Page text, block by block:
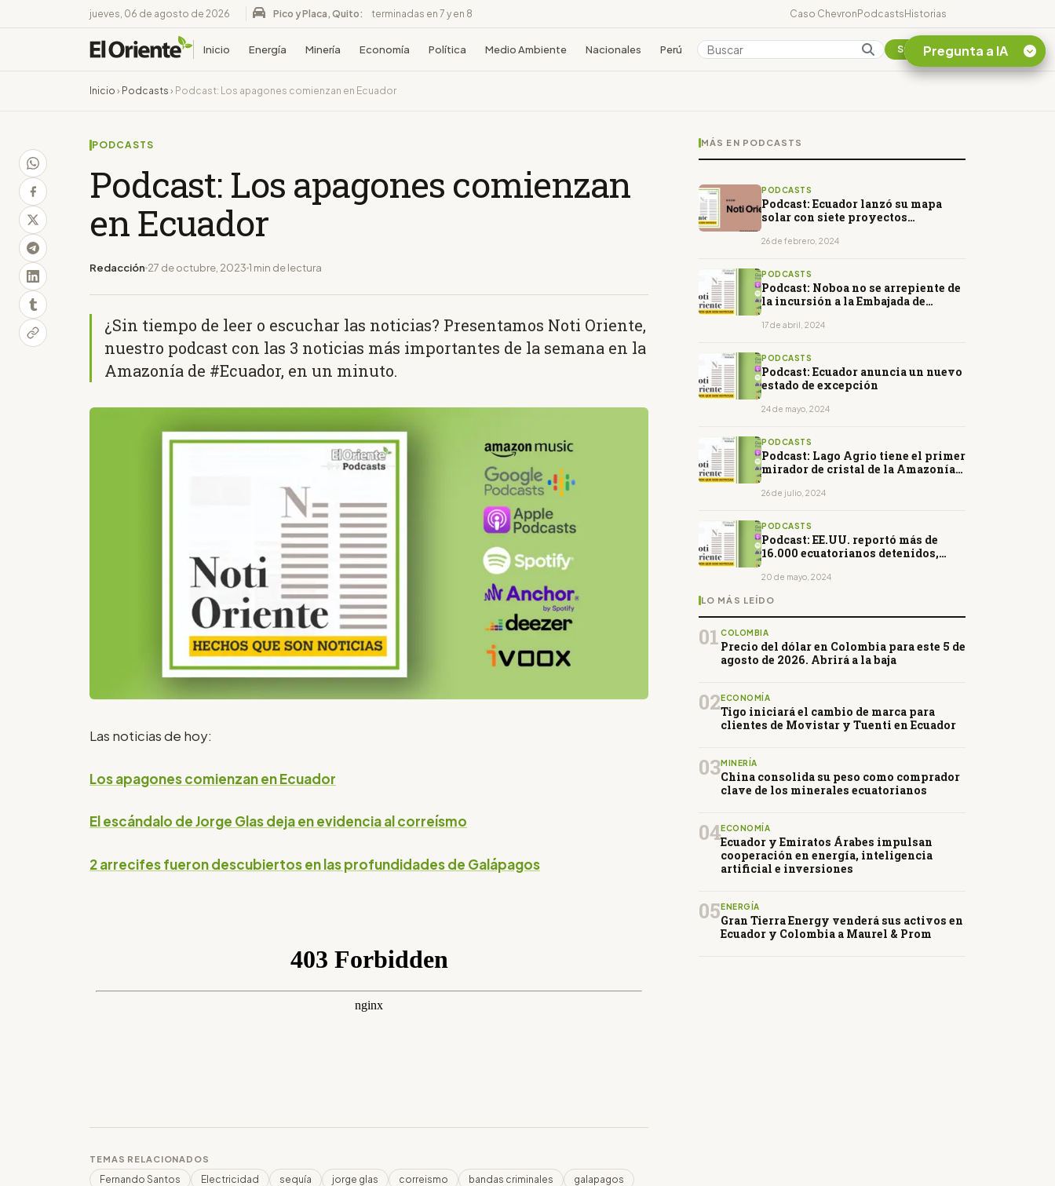
jueves, 06 de agosto de 2026 Pico y Placa, Quito: terminadas en 7 y en 8 Caso ChevronPodcastsHistorias
Inicio Energía Minería Economía Política Medio Ambiente Nacionales Perú Colombia Suscribirse
Inicio › Podcasts › Podcast: Los apagones comienzan en Ecuador
PODCASTS
Podcast: Los apagones comienzan
en Ecuador
Redacción 27 de octubre, 2023 1 min de lectura
¿Sin tiempo de leer o escuchar las noticias? Presentamos Noti Oriente,
nuestro podcast con las 3 noticias más importantes de la semana en la
Amazonía de #Ecuador, en un minuto.
Las noticias de hoy:
Los apagones comienzan en Ecuador
El escándalo de Jorge Glas deja en evidencia al correísmo
2 arrecifes fueron descubiertos en las profundidades de Galápagos
TEMAS RELACIONADOS
Fernando Santos Electricidad sequía jorge glas correismo bandas criminales galapagos
MÁS EN PODCASTS
PODCASTS
Podcast: Ecuador lanzó su mapa
solar con siete proyectos
26 de febrero, 2024
PODCASTS
Podcast: Noboa no se arrepiente de
la incursión a la Embajada de
17 de abril, 2024
PODCASTS
Podcast: Ecuador anuncia un nuevo
estado de excepción
24 de mayo, 2024
PODCASTS
Podcast: Lago Agrio tiene el primer
mirador de cristal de la Amazonía
26 de julio, 2024
PODCASTS
Podcast: EE.UU. reportó más de
16.000 ecuatorianos detenidos,
20 de mayo, 2024
LO MÁS LEÍDO
01 COLOMBIA
Precio del dólar en Colombia para este 5 de
agosto de 2026. Abrirá a la baja
02 ECONOMÍA
Tigo iniciará el cambio de marca para
clientes de Movistar y Tuenti en Ecuador
03MINERÍA
China consolida su peso como comprador
clave de los minerales ecuatorianos
04ECONOMÍA
Ecuador y Emiratos Árabes impulsan
cooperación en energía, inteligencia
artificial e inversiones
05 ENERGÍA
Gran Tierra Energy venderá sus activos en
Ecuador y Colombia a Maurel & Prom
Pregunta a IA